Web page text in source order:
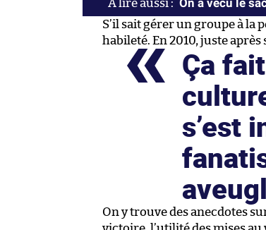
On a vécu le
S’il sait gérer un groupe à la
habileté. En 2010, juste
Ça
s’est
On y trouve des anecdotes